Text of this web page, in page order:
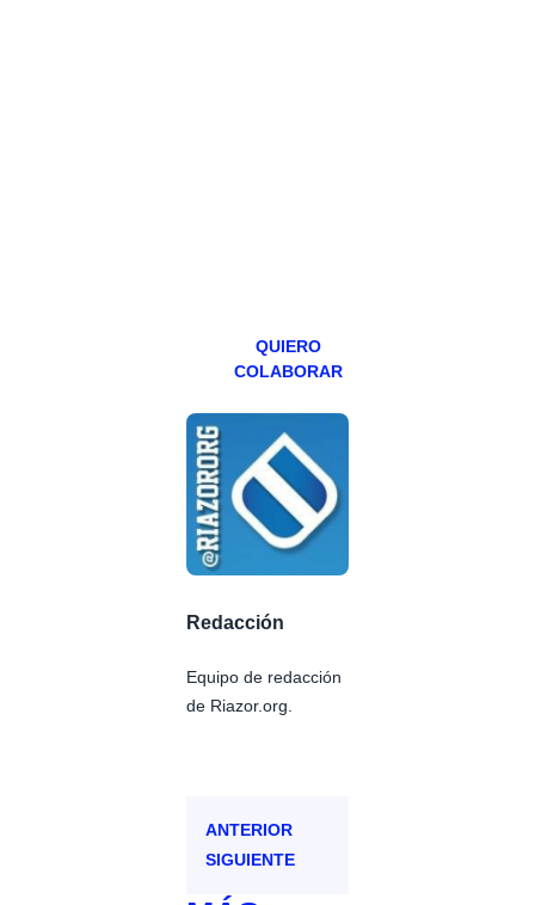
QUIERO
COLABORAR
Redacción
Equipo de redacción
de Riazor.org.
ANTERIOR
SIGUIENTE